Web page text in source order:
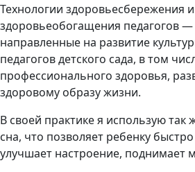
Технологии здоровьесбережения и
здоровьеобогащения педагогов —
направленные на развитие
педагогов детского сада, в том
профессионального здоровья,
здоровому образу жизни.
В своей практике я использую так
сна, что позволяет ребенку
улучшает настроение, поднимает